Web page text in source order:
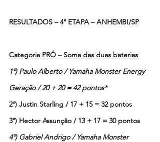
RESULTADOS – 4ª ETAPA – ANHEMBI/SP
Categoria PRÓ – Soma das duas baterias
1º) Paulo Alberto / Yamaha Monster Energy
Geração / 20 + 20 = 42 pontos*
2º) Justin Starling / 17 + 15 = 32 pontos
3º) Hector Assunção / 13 + 17 = 30 pontos
4º) Gabriel Andrigo / Yamaha Monster